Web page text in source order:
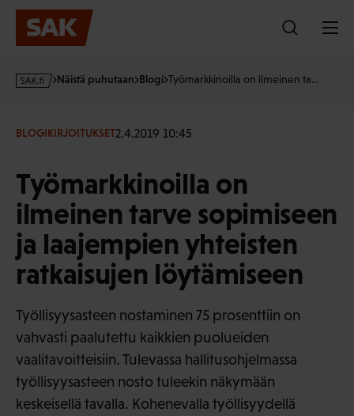
Hyppää
sisältöön
s
·
Näistä puhutaan Blogi Työmarkkinoilla on ilmeinen ta…
BLOGIKIRJOITUKSET2.4.2019 10:45
Työmarkkinoilla on
ilmeinen tarve sopimiseen
ja laajempien yhteisten
ratkaisujen löytämiseen
Työllisyysasteen nostaminen 75 prosenttiin on
vahvasti paalutettu kaikkien puolueiden
vaalitavoitteisiin. Tulevassa hallitusohjelmassa
työllisyysasteen nosto tuleekin näkymään
keskeisellä tavalla. Kohenevalla työllisyydellä